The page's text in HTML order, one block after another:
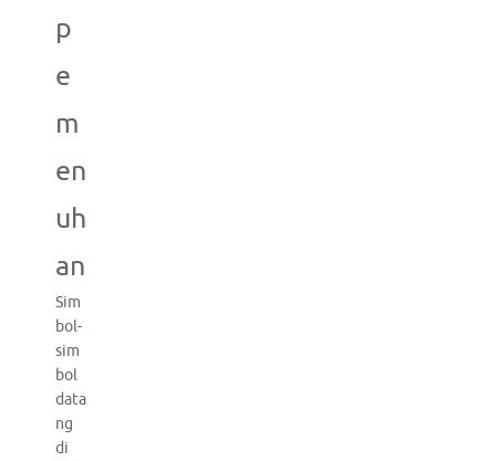
p
e
m
en
uh
an
Sim
bol-
sim
bol
data
ng
di